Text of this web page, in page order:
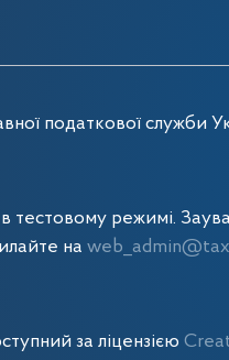
податкової служби
тестовому режимі.
на
за ліцензією